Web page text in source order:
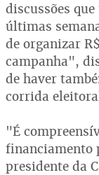
discussões
últimas
de organizar
campanha",
de haver
corrida
"É
financiamento
presidente da